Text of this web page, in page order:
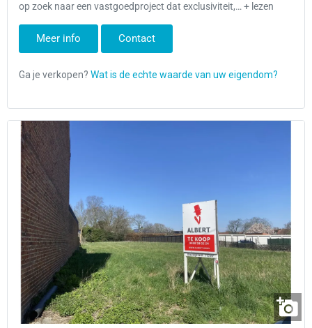
op zoek naar een vastgoedproject dat exclusiviteit,… + lezen
Meer info Contact